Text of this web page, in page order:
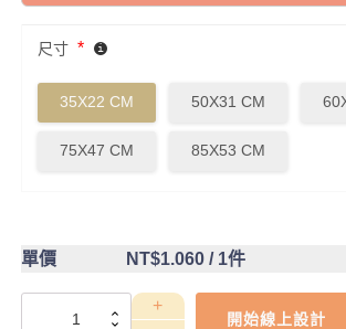
尺寸 *
35X22 CM 50X31 CM
75X47 CM 85X53 CM
單價 NT$1.060/ 1件
DCT4CC0033
開始線上設計